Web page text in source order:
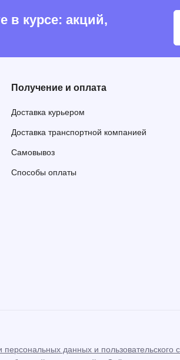
в курсе: акций,
Получение и оплата
Доставка курьером
Доставка транспортной компанией
Самовывоз
Способы оплаты
персональных данных и пользовательского